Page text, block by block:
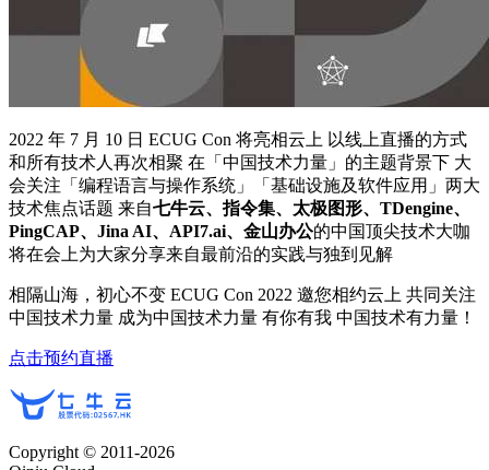
2022 年 7 月 10 日 ECUG Con 将亮相云上 以线上直播的方式
和所有技术人再次相聚 在「中国技术力量」的主题背景下 大
会关注「编程语言与操作系统」「基础设施及软件应用」两大
技术焦点话题 来自七牛云、指令集、太极图形、TDengine、
PingCAP、Jina AI、API7.ai、金山办公的中国顶尖技术大咖
将在会上为大家分享来自最前沿的实践与独到见解
相隔山海，初心不变 ECUG Con 2022 邀您相约云上 共同关注
中国技术力量 成为中国技术力量 有你有我 中国技术有力量！
点击预约直播
Copyright © 2011-2026